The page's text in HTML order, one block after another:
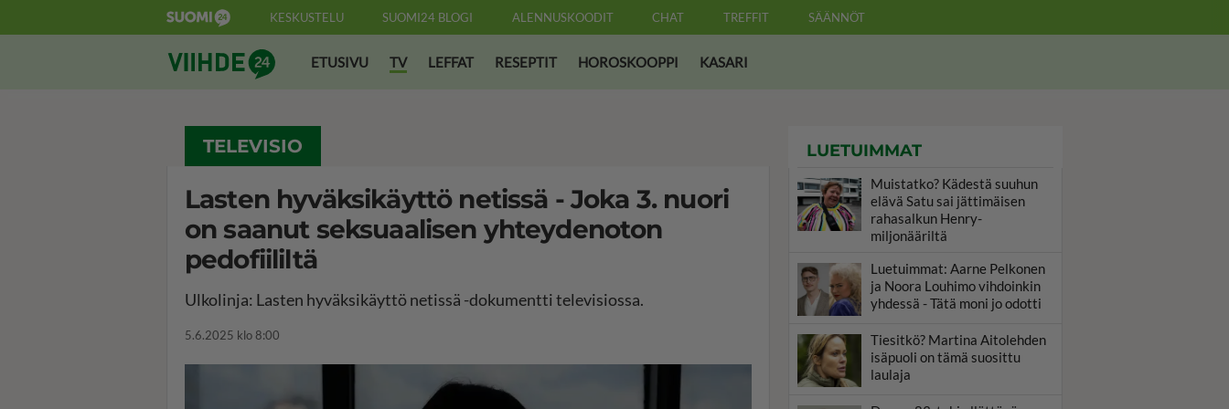
KESKUSTELU SUOMI24 BLOGI ALENNUSKOODIT CHAT TREFFIT SÄÄNNÖT
Suomi24 ViihdeETUSIVU TV LEFFAT RESEPTIT HOROSKOOPPI KASARI
TELEVISIO
Lasten hyväksikäyttö netissä - Joka 3. nuori
on saanut seksuaalisen yhteydenoton
pedofiililtä
Ulkolinja: Lasten hyväksikäyttö netissä -dokumentti televisiossa.
5.6.2025 klo 8:00
LUETUIMMAT
Muistatko? Kädestä suuhun
elävä Satu sai jättimäisen
rahasalkun Henry-
miljonääriltä
Luetuimmat: Aarne Pelkonen
ja Noora Louhimo vihdoinkin
yhdessä - Tätä moni jo odotti
Tiesitkö? Martina Aitolehden
isäpuoli on tämä suosittu
laulaja